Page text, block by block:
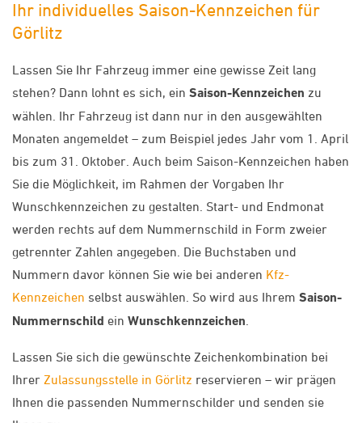
Ihr individuelles Saison-Kennzeichen für
Görlitz
Lassen Sie Ihr Fahrzeug immer eine gewisse Zeit lang
stehen? Dann lohnt es sich, ein Saison-Kennzeichen zu
wählen. Ihr Fahrzeug ist dann nur in den ausgewählten
Monaten angemeldet – zum Beispiel jedes Jahr vom 1. April
bis zum 31. Oktober. Auch beim Saison-Kennzeichen haben
Sie die Möglichkeit, im Rahmen der Vorgaben Ihr
Wunschkennzeichen zu gestalten. Start- und Endmonat
werden rechts auf dem Nummernschild in Form zweier
getrennter Zahlen angegeben. Die Buchstaben und
Nummern davor können Sie wie bei anderen Kfz-
Kennzeichen selbst auswählen. So wird aus Ihrem Saison-
Nummernschild ein Wunschkennzeichen
Lassen Sie sich die gewünschte Zeichenkombination bei
Ihrer Zulassungsstelle in Görlitz reservieren – wir prägen
Ihnen die passenden Nummernschilder und senden sie